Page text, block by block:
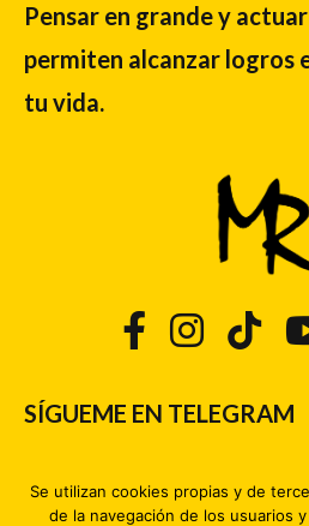
Pensar en grande y
permiten alcanzar logros
tu vida.
SÍGUEME EN TELEGRAM
CANAL | Michael Rojas
Se utilizan cookies propias y de
de la navegación de los usuarios